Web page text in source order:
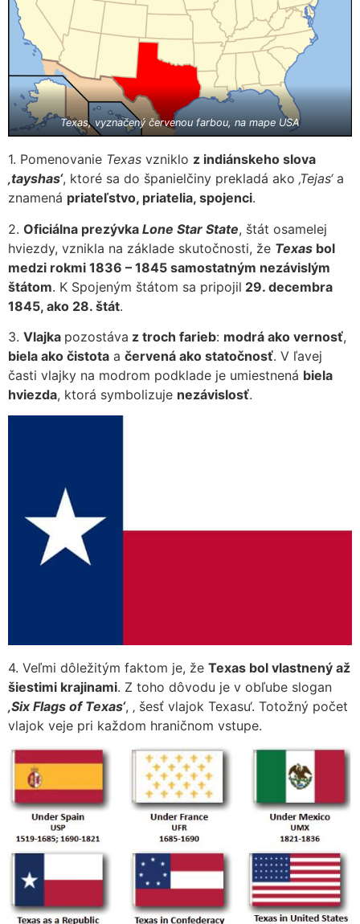
Texas, vyznačený červenou farbou, na mape USA
1. Pomenovanie Texas vzniklo z indiánskeho slova
‚tayshas‘, ktoré sa do španielčiny prekladá ako ‚Tejas‘a
znamená priateľstvo, priatelia, spojenci.
2. Oficiálna prezývka Lone Star State, štát osamelej
hviezdy, vznikla na základe skutočnosti, že Texas bol
medzi rokmi 1836 – 1845 samostatným nezávislým
štátom. K Spojeným štátom sa pripojil 29. decembra
1845, ako 28. štát.
3. Vlajka pozostáva z troch farieb: modrá ako vernosť,
biela ako čistota a červená ako statočnosť. V ľavej
časti vlajky na modrom podklade je umiestnená biela
hviezda, ktorá symbolizuje nezávislosť.
4. Veľmi dôležitým faktom je, že Texas bol vlastnený až
šiestimi krajinami. Z toho dôvodu je v obľube slogan
‚Six Flags of Texas‘, ‚ šesť vlajok Texasu‘. Totožný počet
vlajok veje pri každom hraničnom vstupe.